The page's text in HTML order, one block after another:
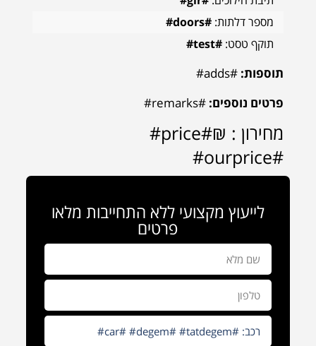
מספר דלתות:#doors#
תוקף טסט:#test#
תוספות: #adds#
פרטים נוספים: #remarks#
מחירון : ₪#price#
#ourprice#
לייעוץ מקצועי ללא התחייבות מלאו
פרטים